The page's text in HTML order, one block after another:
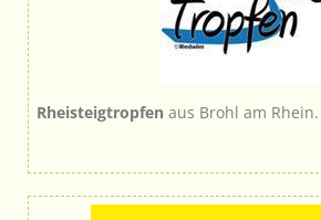
Rheisteigtropfen aus Brohl am Rhein.